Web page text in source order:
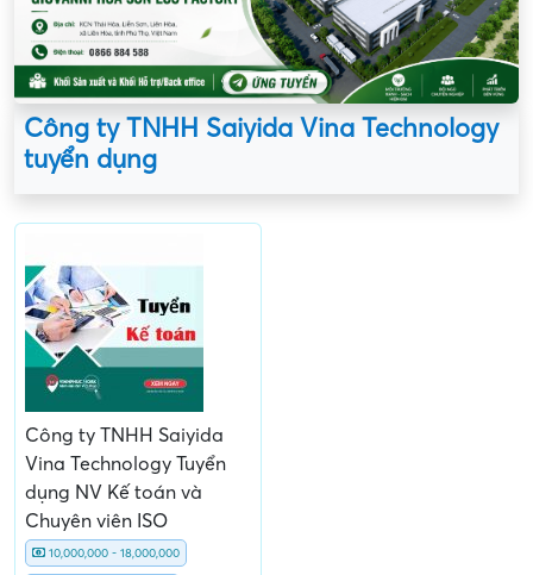
Công ty TNHH Saiyida Vina Technology
tuyển dụng
Công ty TNHH Saiyida
Vina Technology Tuyển
dụng NV Kế toán và
Chuyên viên ISO
10,000,000 - 18,000,000